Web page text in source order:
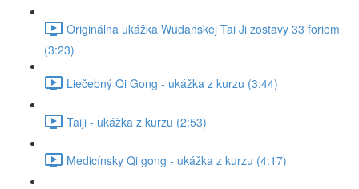
Originálna ukážka Wudanskej Tai Ji zostavy 33 foriem
(3:23)
Liečebný Qi Gong - ukážka z kurzu (3:44)
Taiji - ukážka z kurzu (2:53)
Medicínsky Qi gong - ukážka z kurzu (4:17)